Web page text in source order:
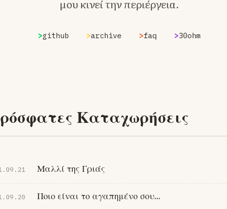
μου κινεί την περιέργεια.
>github >archive >faq >30ohm
Καταχωρήσεις
Μαλλί της Γριάς
Ποιο είναι το αγαπημένο σου…